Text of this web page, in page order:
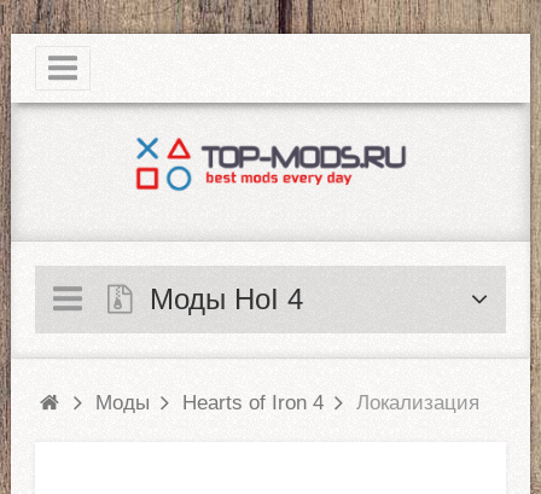
|
Моды HoI 4
Моды Hearts of Iron 4 Локализация